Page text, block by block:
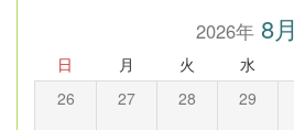
2026年8月
日 月 火 水
26 27 28 29